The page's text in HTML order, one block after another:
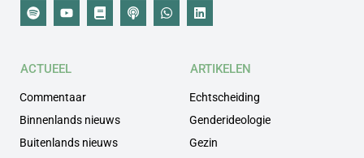
ACTUEEL
Commentaar
Binnenlands nieuws
Buitenlands nieuws
ARTIKELEN
Echtscheiding
Genderideologie
Gezin